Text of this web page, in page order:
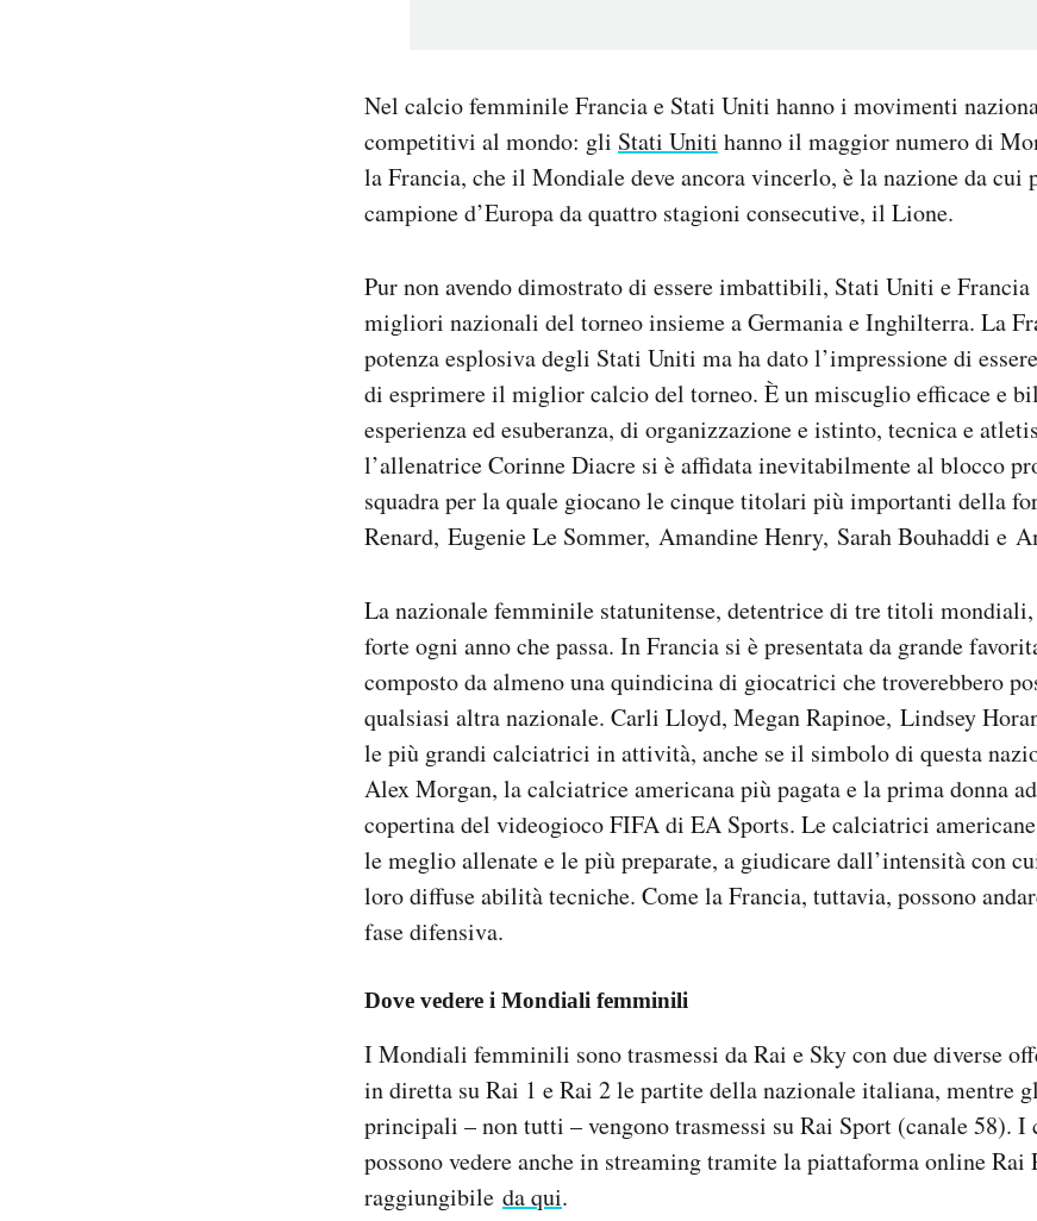
Nel calcio femminile Francia e Stati Uniti hanno i movimenti
competitivi al mondo: gli Stati Uniti hanno il maggior numero di
la Francia, che il Mondiale deve ancora vincerlo, è la nazione da cui
campione d’Europa da quattro stagioni consecutive, il Lione.
Pur non avendo dimostrato di essere imbattibili, Stati Uniti e Francia
migliori nazionali del torneo insieme a Germania e Inghilterra. La
potenza esplosiva degli Stati Uniti ma ha dato l’impressione di
di esprimere il miglior calcio del torneo. È un miscuglio efficace e
esperienza ed esuberanza, di organizzazione e istinto, tecnica e
l’allenatrice Corinne Diacre si è affidata inevitabilmente al blocco
squadra per la quale giocano le cinque titolari più importanti della
Renard, Eugenie Le Sommer, Amandine Henry, Sarah Bouhaddi e
La nazionale femminile statunitense, detentrice di tre titoli
forte ogni anno che passa. In Francia si è presentata da grande
composto da almeno una quindicina di giocatrici che troverebbero
qualsiasi altra nazionale. Carli Lloyd, Megan Rapinoe, Lindsey
le più grandi calciatrici in attività, anche se il simbolo di questa
Alex Morgan, la calciatrice americana più pagata e la prima donna
copertina del videogioco FIFA di EA Sports. Le calciatrici
le meglio allenate e le più preparate, a giudicare dall’intensità con
loro diffuse abilità tecniche. Come la Francia, tuttavia, possono
fase difensiva.
Dove vedere i Mondiali femminili
I Mondiali femminili sono trasmessi da Rai e Sky con due diverse
in diretta su Rai 1 e Rai 2 le partite della nazionale italiana, mentre
principali – non tutti – vengono trasmessi su Rai Sport (canale 58). I
possono vedere anche in streaming tramite la piattaforma online Rai
raggiungibile da qui.